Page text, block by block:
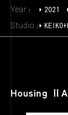
Year 2021
Studio
Housing